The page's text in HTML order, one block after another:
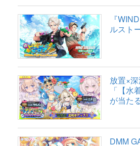
『
ルスト
放置×
「【
が当た
DMM